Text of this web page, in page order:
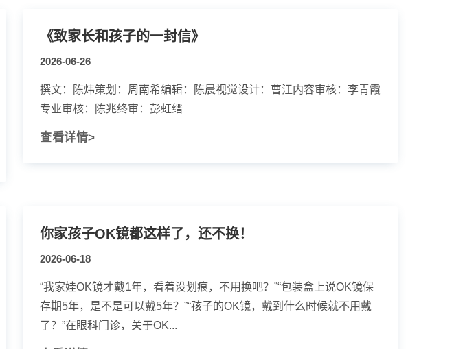
《致家长和孩子的一封信》
2026-06-26
撰文：陈炜策划：周南希编辑：陈晨视觉设计：曹江内容审核：李青霞
专业审核：陈兆终审：彭虹缙
查看详情>
你家孩子OK镜都这样了，还不换！
2026-06-18
“我家娃OK镜才戴1年，看着没划痕，不用换吧？”“包装盒上说OK镜保
存期5年，是不是可以戴5年？”“孩子的OK镜，戴到什么时候就不用戴
了？”在眼科门诊，关于OK...